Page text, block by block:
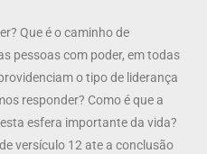
Que é o caminho de
pessoas com poder, em todas
o tipo de liderança
responder? Como é que a
esfera importante da vida?
versículo 12 ate a conclusão